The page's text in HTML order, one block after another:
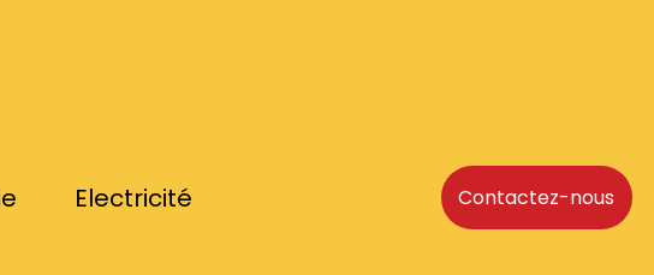
Electricité Contactez-nous